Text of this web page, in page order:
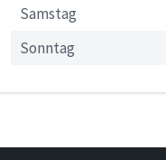
Samstag
Sonntag